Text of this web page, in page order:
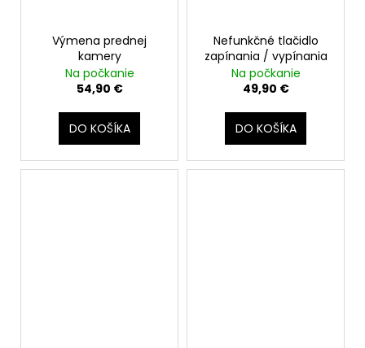
Výmena prednej
kamery
Na počkanie
54,90 €
DO KOŠÍKA
Nefunkčné tlačidlo
zapínania / vypínania
Na počkanie
49,90 €
DO KOŠÍKA